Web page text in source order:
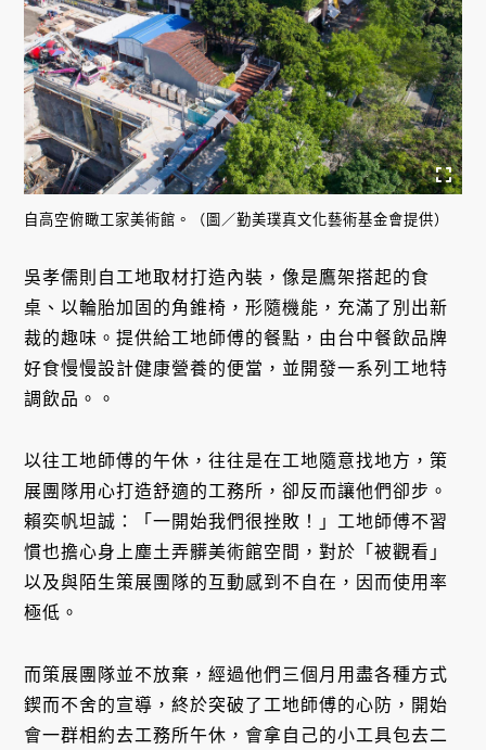
自高空俯瞰工家美術館。（圖／勤美璞真文化藝術基金會提供）
吳孝儒則自工地取材打造內裝，像是鷹架搭起的食
桌、以輪胎加固的角錐椅，形隨機能，充滿了別出新
裁的趣味。提供給工地師傅的餐點，由台中餐飲品牌
好食慢慢設計健康營養的便當，並開發一系列工地特
調飲品。。
以往工地師傅的午休，往往是在工地隨意找地方，策
展團隊用心打造舒適的工務所，卻反而讓他們卻步。
賴奕帆坦誠：「一開始我們很挫敗！」工地師傅不習
慣也擔心身上塵土弄髒美術館空間，對於「被觀看」
以及與陌生策展團隊的互動感到不自在，因而使用率
極低。
而策展團隊並不放棄，經過他們三個月用盡各種方式
鍥而不舍的宣導，終於突破了工地師傅的心防，開始
會一群相約去工務所午休，會拿自己的小工具包去二